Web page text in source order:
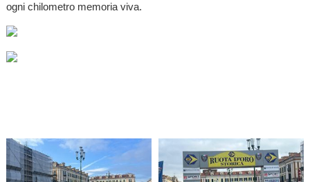
ogni chilometro memoria viva.